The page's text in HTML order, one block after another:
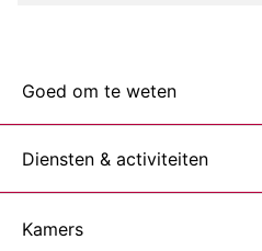
Goed om te weten
Diensten & activiteiten
Kamers